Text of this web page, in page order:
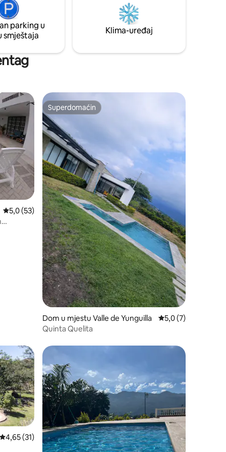
po
prostore za lomače pored mjeseca.
parking u
smještaja
Klima-uređaj
Prosječna ocjena: 5,0 od 5, recenzija: 53
5,0 (53)
Superdomaćin
Superdomaćin
Dom u mjestu Valle de Yunguilla Prosječna ocjena:
5,0 (7)
Quinta Quelita
Prosječna ocjena: 4,65 od 5, recenzija: 31
4,65 (31)